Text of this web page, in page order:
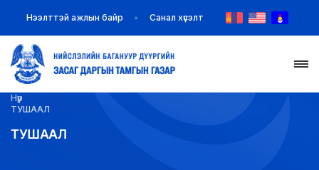
НҮҮР
ТАНИЛЦУУЛГА
Нээлттэй ажлын байр Санал хүсэлт
Нүүр
ТУШААЛ
ТУШААЛ